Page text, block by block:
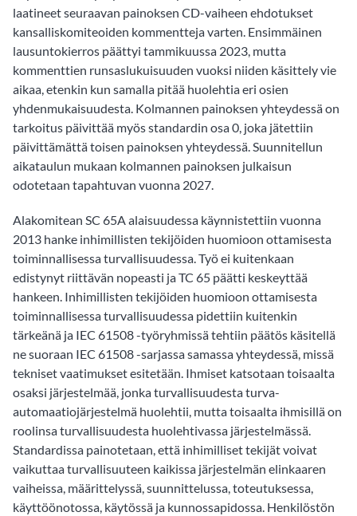
laatineet seuraavan painoksen CD-vaiheen ehdotukset
kansalliskomiteoiden kommentteja varten. Ensimmäinen
lausuntokierros päättyi tammikuussa 2023, mutta
kommenttien runsaslukuisuuden vuoksi niiden käsittely vie
aikaa, etenkin kun samalla pitää huolehtia eri osien
yhdenmukaisuudesta. Kolmannen painoksen yhteydessä on
tarkoitus päivittää myös standardin osa 0, joka jätettiin
päivittämättä toisen painoksen yhteydessä. Suunnitellun
aikataulun mukaan kolmannen painoksen julkaisun
odotetaan tapahtuvan vuonna 2027.
Alakomitean SC 65A alaisuudessa käynnistettiin vuonna
2013 hanke inhimillisten tekijöiden huomioon ottamisesta
toiminnallisessa turvallisuudessa. Työ ei kuitenkaan
edistynyt riittävän nopeasti ja TC 65 päätti keskeyttää
hankeen. Inhimillisten tekijöiden huomioon ottamisesta
toiminnallisessa turvallisuudessa pidettiin kuitenkin
tärkeänä ja IEC 61508 -työryhmissä tehtiin päätös käsitellä
ne suoraan IEC 61508 -sarjassa samassa yhteydessä, missä
tekniset vaatimukset esitetään. Ihmiset katsotaan toisaalta
osaksi järjestelmää, jonka turvallisuudesta turva-
automaatiojärjestelmä huolehtii, mutta toisaalta ihmisillä on
roolinsa turvallisuudesta huolehtivassa järjestelmässä.
Standardissa painotetaan, että inhimilliset tekijät voivat
vaikuttaa turvallisuuteen kaikissa järjestelmän elinkaaren
vaiheissa, määrittelyssä, suunnittelussa, toteutuksessa,
käyttöönotossa, käytössä ja kunnossapidossa. Henkilöstön